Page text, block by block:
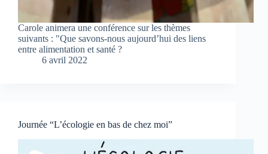
Carole animera une conférence sur les thèmes
suivants : "Que savons-nous aujourd’hui des liens
entre alimentation et santé ?
6 avril 2022
Journée “L’écologie en bas de chez moi”